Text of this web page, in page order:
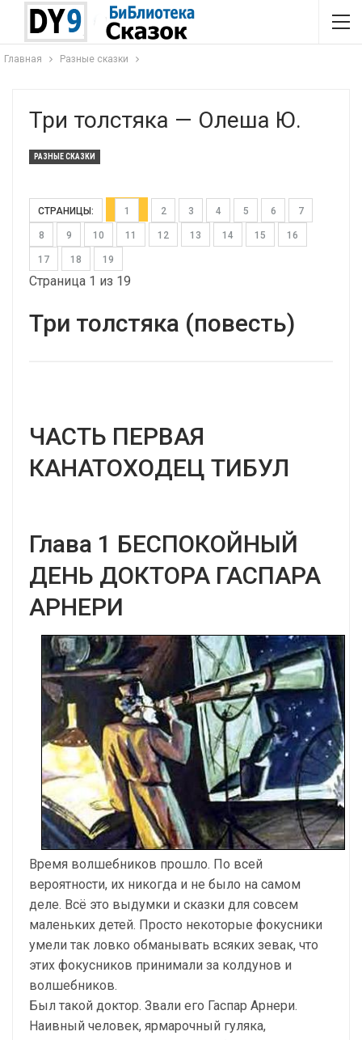
Главная Разные сказки
Три толстяка — Олеша Ю.
РАЗНЫЕ СКАЗКИ
СТРАНИЦЫ: 1 2 3 4 5 6 7
8 9 10 11 12 13 14 15 16
17 18 19
Страница 1 из 19
Три толстяка (повесть)
ЧАСТЬ ПЕРВАЯ
КАНАТОХОДЕЦ ТИБУЛ
Глава 1 БЕСПОКОЙНЫЙ
ДЕНЬ ДОКТОРА ГАСПАРА
АРНЕРИ
Время волшебников прошло. По всей
вероятности, их никогда и не было на самом
деле. Всё это выдумки и сказки для совсем
маленьких детей. Просто некоторые фокусники
умели так ловко обманывать всяких зевак, что
этих фокусников принимали за колдунов и
волшебников.
Был такой доктор. Звали его Гаспар Арнери.
Наивный человек, ярмарочный гуляка,